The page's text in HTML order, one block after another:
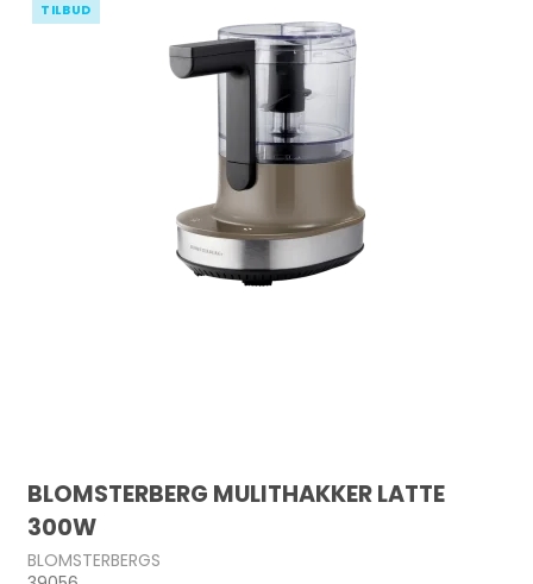
TILBUD
BLOMSTERBERG MULITHAKKER LATTE
300W
BLOMSTERBERGS